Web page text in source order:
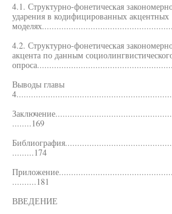
4.1. Структурно-фонетическая
ударения в кодифицированных акцентных
4.2. Структурно-фонетическая
акцента по данным
Выводы главы
........169
.........174
..........181
ВВЕДЕНИЕ